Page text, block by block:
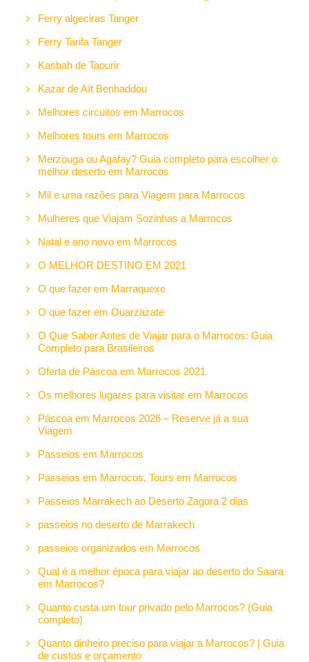
Ferry algeciras Tanger
Ferry Tarifa Tanger
Kasbah de Taourir
Kazar de Aït Benhaddou
Melhores circuitos em Marrocos
Melhores tours em Marrocos
Merzouga ou Agafay? Guia completo para escolher o
melhor deserto em Marrocos
Mil e uma razões para Viagem para Marrocos
Mulheres que Viajam Sozinhas a Marrocos
Natal e ano novo em Marrocos
O MELHOR DESTINO EM 2021
O que fazer em Marraquexe
O que fazer em Ouarzazate
O Que Saber Antes de Viajar para o Marrocos: Guia
Completo para Brasileiros
Oferta de Páscoa em Marrocos 2021
Os melhores lugares para visitar em Marrocos
Páscoa em Marrocos 2026 – Reserve já a sua
Viagem
Passeios em Marrocos
Passeios em Marrocos, Tours em Marrocos
Passeios Marrakech ao Deserto Zagora 2 dias
passeios no deserto de Marrakech
passeios organizados em Marrocos
Qual é a melhor época para viajar ao deserto do Saara
em Marrocos?
Quanto custa um tour privado pelo Marrocos? (Guia
completo)
Quanto dinheiro preciso para viajar a Marrocos? | Guia
de custos e orçamento